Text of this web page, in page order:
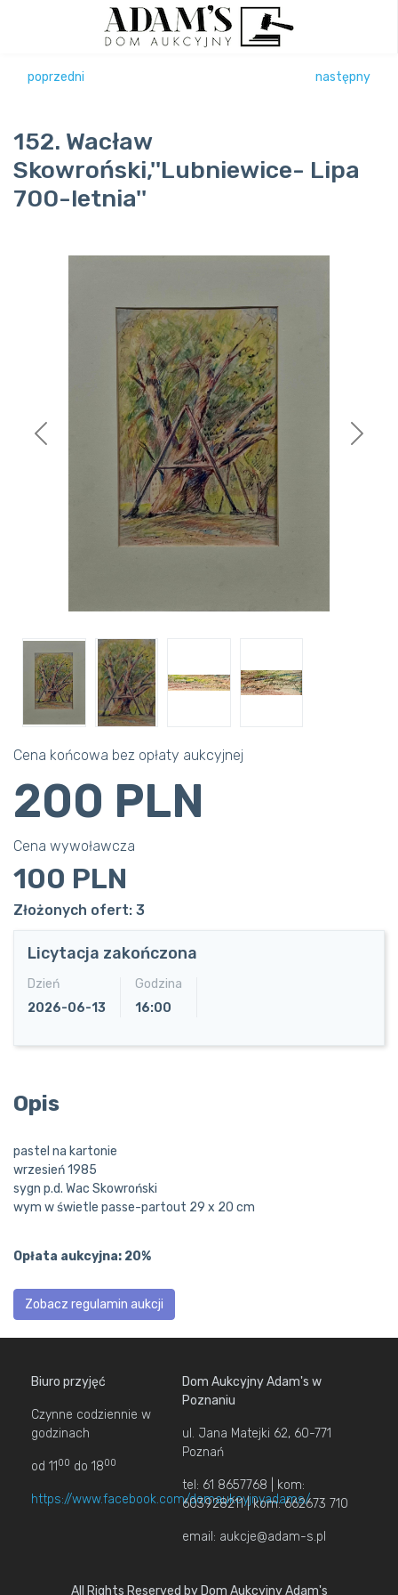
poprzedni następny
152. Wacław
Skowroński,''Lubniewice- Lipa
700-letnia''
Previous Next
Cena końcowa bez opłaty aukcyjnej
200 PLN
Cena wywoławcza
100 PLN
Złożonych ofert: 3
Licytacja zakończona
Dzień
2026-06-13
Godzina
16:00
Opis
pastel na kartonie
wrzesień 1985
sygn p.d. Wac Skowroński
wym w świetle passe-partout 29 x 20 cm
Opłata aukcyjna: 20%
Zobacz regulamin aukcji
Biuro przyjęć
Czynne codziennie w
godzinach
od 11 00 do 1800
https://www.facebook.com/domaukcyjnyadams/
Dom Aukcyjny Adam's w
Poznaniu
ul. Jana Matejki 62, 60-771
Poznań
tel: 61 8657768 | kom:
603928211 | kom: 662673 710
email: aukcje@adam-s.pl
All Rights Reserved by Dom Aukcyjny Adam's